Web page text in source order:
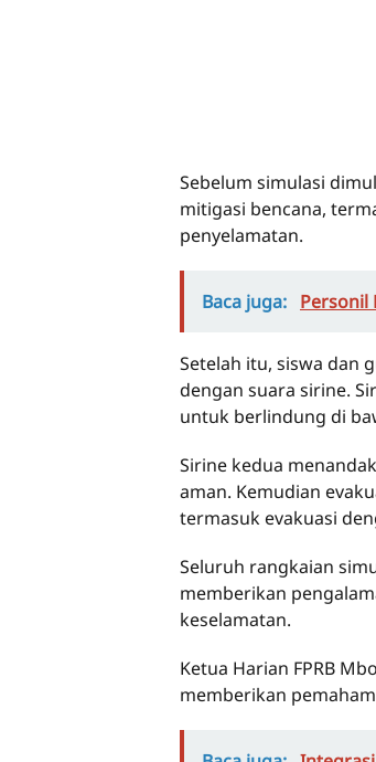
Sebelum simulasi
mitigasi bencana,
penyelamatan.
Baca juga: Personil
Setelah itu, siswa dan
dengan suara sirine.
untuk berlindung di
Sirine kedua
aman. Kemudian
termasuk evakuasi
Seluruh rangkaian
memberikan
keselamatan.
Ketua Harian FPRB
memberikan